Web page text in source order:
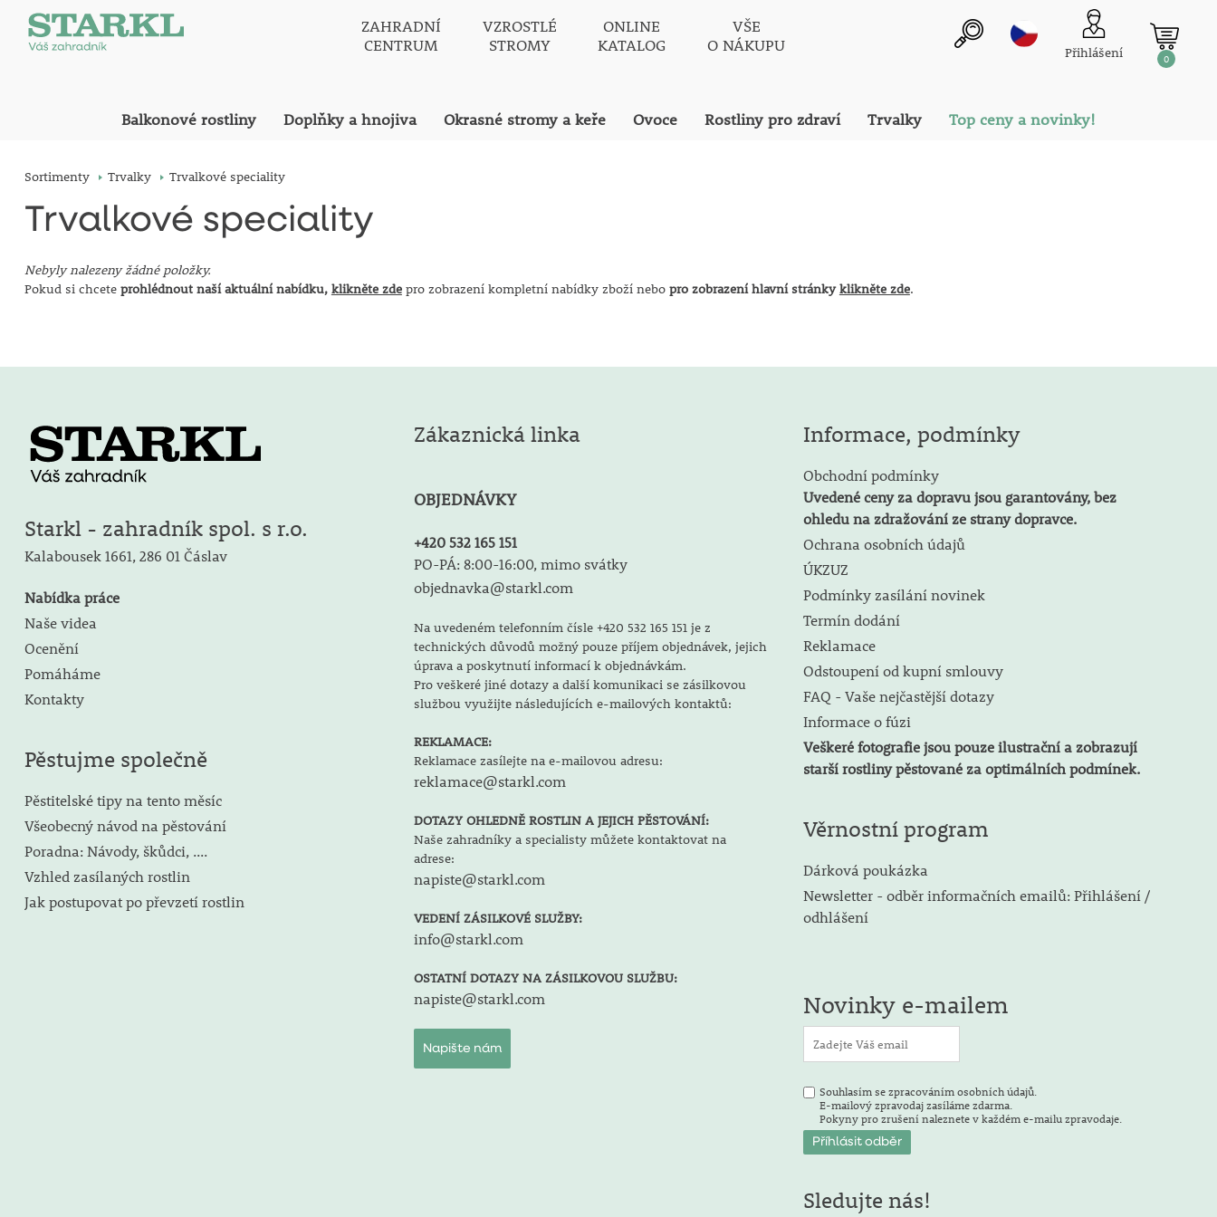
ZAHRADNÍ
CENTRUM
VZROSTLÉ
STROMY
ONLINE
KATALOG
VŠE
O NÁKUPU
Přihlášení 0
Balkonové rostliny Doplňky a hnojiva Okrasné stromy a keře Ovoce Rostliny pro zdraví Trvalky Top ceny a novinky!
Sortimenty Trvalky Trvalkové speciality
Trvalkové speciality
Nebyly nalezeny žádné položky.
Pokud si chcete prohlédnout naší aktuální nabídku, klikněte zdepro zobrazení kompletní nabídky zboží nebo pro zobrazení hlavní stránkyklikněte zde.
Starkl - zahradník spol. s r.o.
Kalabousek 1661, 286 01 Čáslav
Nabídka práce
Naše videa
Ocenění
Pomáháme
Kontakty
Pěstujme společně
Pěstitelské tipy na tento měsíc
Všeobecný návod na pěstování
Poradna: Návody, škůdci, ....
Vzhled zasílaných rostlin
Jak postupovat po převzetí rostlin
Zákaznická linka
OBJEDNÁVKY
+420 532 165 151
PO-PÁ: 8:00-16:00, mimo svátky
objednavka@starkl.com
Na uvedeném telefonním čísle +420 532 165 151 je z
technických důvodů možný pouze příjem objednávek, jejich
úprava a poskytnutí informací k objednávkám.
Pro veškeré jiné dotazy a další komunikaci se zásilkovou
službou využijte následujících e-mailových kontaktů:
REKLAMACE:
Reklamace zasílejte na e-mailovou adresu:
reklamace@starkl.com
DOTAZY OHLEDNĚ ROSTLIN A JEJICH PĚSTOVÁNÍ:
Naše zahradníky a specialisty můžete kontaktovat na
adrese:
napiste@starkl.com
VEDENÍ ZÁSILKOVÉ SLUŽBY:
info@starkl.com
OSTATNÍ DOTAZY NA ZÁSILKOVOU SLUŽBU:
napiste@starkl.com
Napište nám
Informace, podmínky
Obchodní podmínky
Uvedené ceny za dopravu jsou garantovány, bez
ohledu na zdražování ze strany dopravce.
Ochrana osobních údajů
ÚKZUZ
Podmínky zasílání novinek
Termín dodání
Reklamace
Odstoupení od kupní smlouvy
FAQ - Vaše nejčastější dotazy
Informace o fúzi
Veškeré fotografie jsou pouze ilustrační a zobrazují
starší rostliny pěstované za optimálních podmínek.
Věrnostní program
Dárková poukázka
Newsletter - odběr informačních emailů: Přihlášení /
odhlášení
Novinky e-mailem
Souhlasím se zpracováním osobních údajů.
E-mailový zpravodaj zasíláme zdarma.
Pokyny pro zrušení naleznete v každém e-mailu zpravodaje.
Sledujte nás!